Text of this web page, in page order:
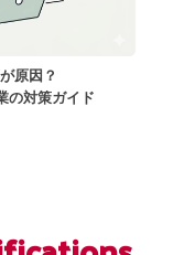
原因？
の対策ガイド